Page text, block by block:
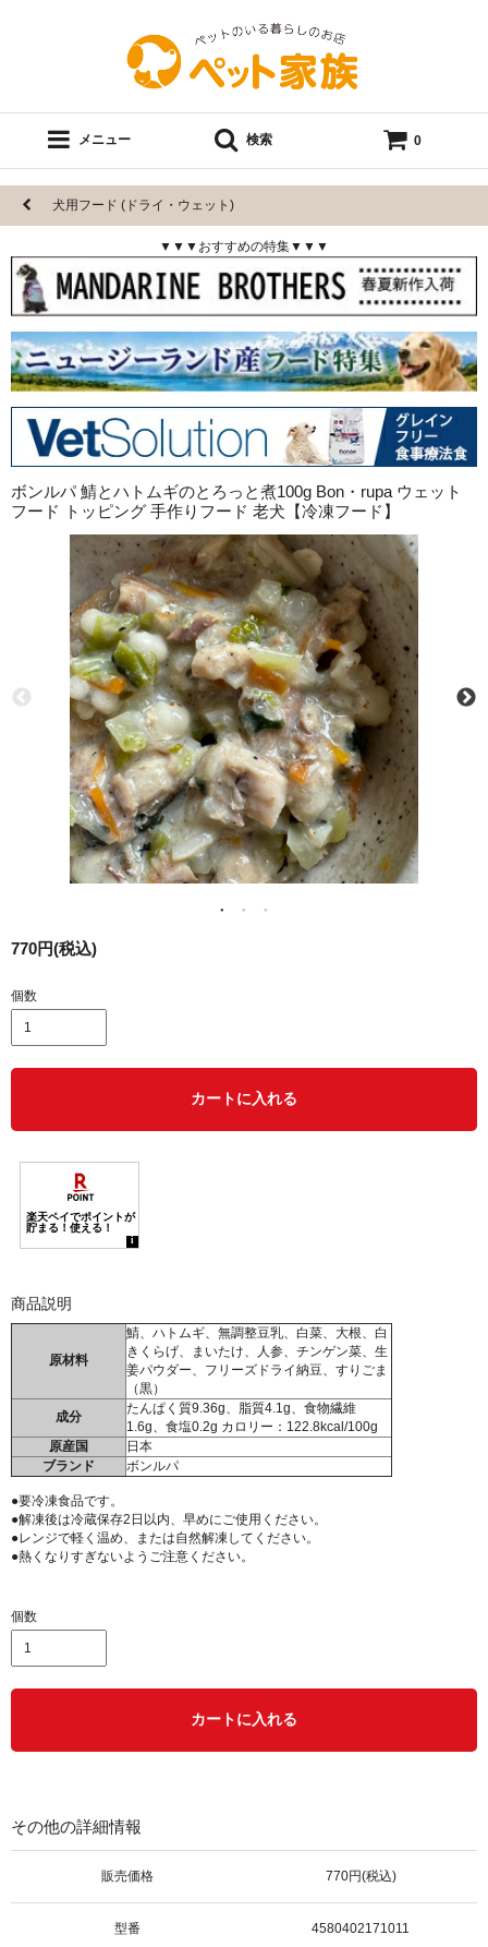
メニュー 検索 0
犬用フード (ドライ・ウェット)
▼▼▼おすすめの特集▼▼▼
ボンルパ 鯖とハトムギのとろっと煮100g Bon・rupa ウェット
フード トッピング 手作りフード 老犬【冷凍フード】
770円(税込)
個数
カートに入れる
商品説明
原材料
鯖、ハトムギ、無調整豆乳、白菜、大根、白
きくらげ、まいたけ、人参、チンゲン菜、生
姜パウダー、フリーズドライ納豆、すりごま
（黒）
成分
たんぱく質9.36g、脂質4.1g、食物繊維
1.6g、食塩0.2g カロリー：122.8kcal/100g
原産国
日本
ブランド
ボンルパ
●要冷凍食品です。
●解凍後は冷蔵保存2日以内、早めにご使用ください。
●レンジで軽く温め、または自然解凍してください。
●熱くなりすぎないようご注意ください。
個数
カートに入れる
その他の詳細情報
販売価格 770円(税込)
型番 4580402171011